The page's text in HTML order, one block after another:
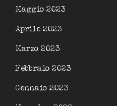
Maggio 2023
Aprile 2023
Marzo 2023
Febbraio 2023
Gennaio 2023